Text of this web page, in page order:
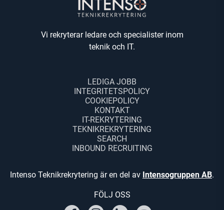
Vi rekryterar ledare och specialister inom
teknik och IT.
LEDIGA JOBB
INTEGRITETSPOLICY
COOKIEPOLICY
KONTAKT
IT-REKRYTERING
TEKNIKREKRYTERING
SEARCH
INBOUND RECRUITING
Intenso Teknikrekrytering är en del av Intensogruppen AB.
FÖLJ OSS